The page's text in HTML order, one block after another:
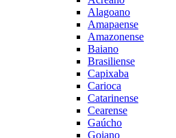
Alagoano
Amapaense
Amazonense
Baiano
Brasiliense
Capixaba
Carioca
Catarinense
Cearense
Gaúcho
Goiano